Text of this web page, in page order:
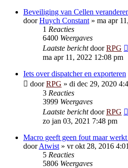
Beveiliging van Cellen
doorHuych Constant » ma apr
1 Reacties
6400 Weergaves
Laatste berichtdoorRPG
ma apr 11, 2022 12:08 pm
Iets over dispatcher en exporteren
doorRPG » di dec 29, 2020
3 Reacties
3999 Weergaves
Laatste berichtdoorRPG
zo jan 03, 2021 7:48 pm
Macro geeft geen fout maar
doorAtwist » vr okt 28, 2016
5 Reacties
5806 Weergaves